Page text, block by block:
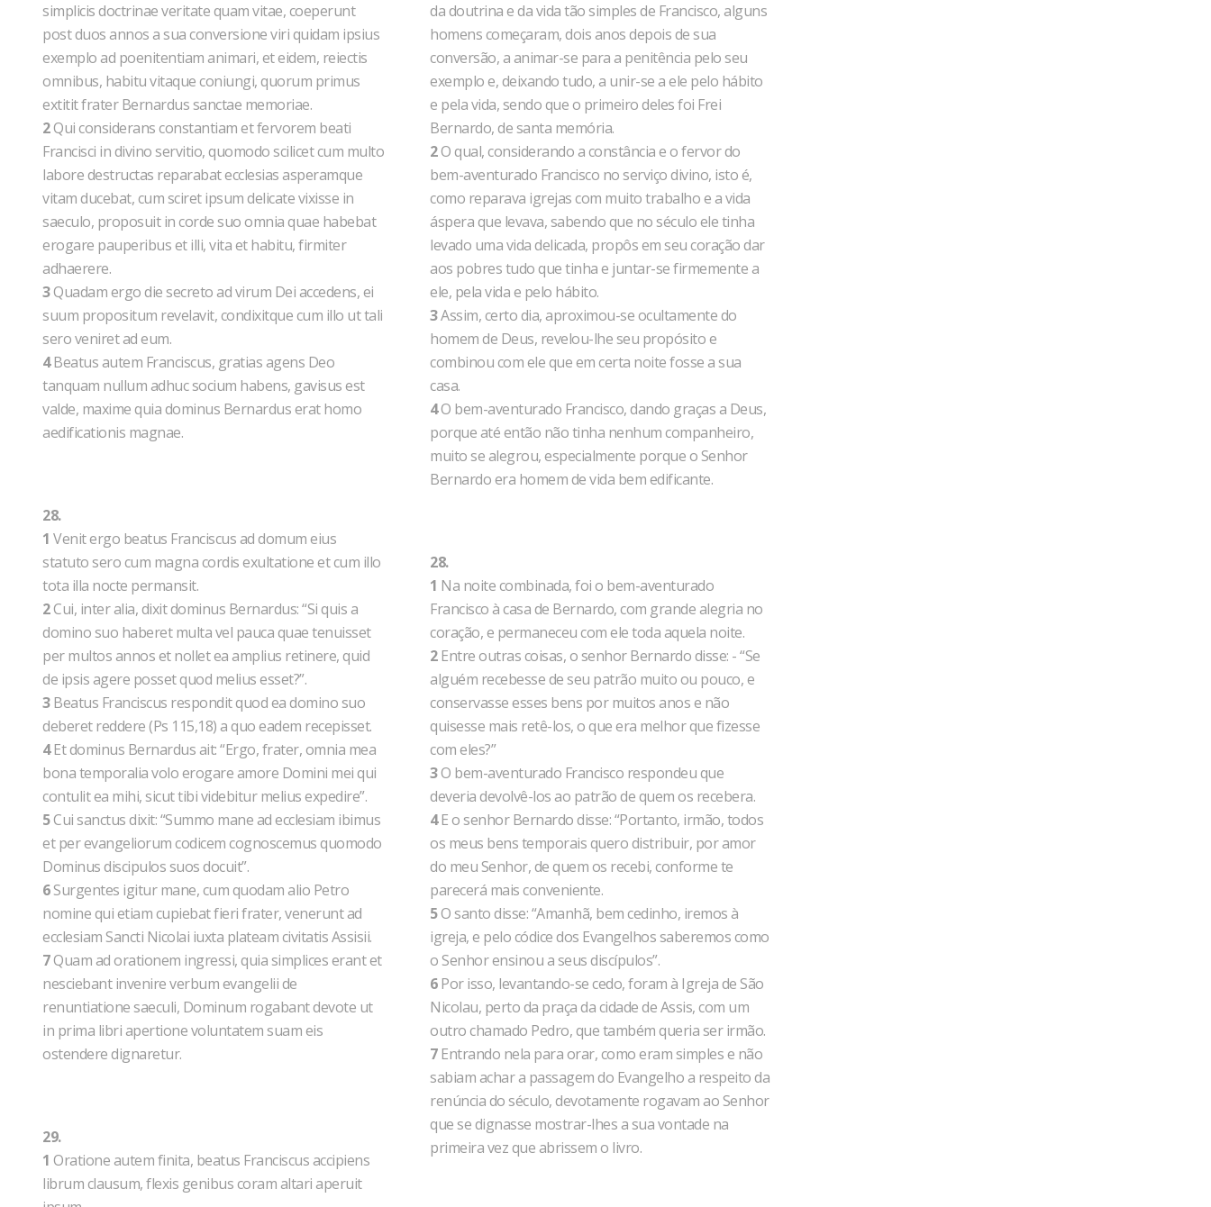
simplicis doctrinae veritate quam vitae, coeperunt
post duos annos a sua conversione viri quidam ipsius
exemplo ad poenitentiam animari, et eidem, reiectis
omnibus, habitu vitaque coniungi, quorum primus
extitit frater Bernardus sanctae memoriae.
2Qui considerans constantiam et fervorem beati
Francisci in divino servitio, quomodo scilicet cum multo
labore destructas reparabat ecclesias asperamque
vitam ducebat, cum sciret ipsum delicate vixisse in
saeculo, proposuit in corde suo omnia quae habebat
erogare pauperibus et illi, vita et habitu, firmiter
adhaerere.
3Quadam ergo die secreto ad virum Dei accedens, ei
suum propositum revelavit, condixitque cum illo ut tali
sero veniret ad eum.
4Beatus autem Franciscus, gratias agens Deo
tanquam nullum adhuc socium habens, gavisus est
valde, maxime quia dominus Bernardus erat homo
aedificationis magnae.
28.
1 Venit ergo beatus Franciscus ad domum eius
statuto sero cum magna cordis exultatione et cum illo
tota illa nocte permansit.
2Cui, inter alia, dixit dominus Bernardus: “Si quis a
domino suo haberet multa vel pauca quae tenuisset
per multos annos et nollet ea amplius retinere, quid
de ipsis agere posset quod melius esset?”.
3Beatus Franciscus respondit quod ea domino suo
deberet reddere (Ps 115,18) a quo eadem recepisset.
4Et dominus Bernardus ait: “Ergo, frater, omnia mea
bona temporalia volo erogare amore Domini mei qui
contulit ea mihi, sicut tibi videbitur melius expedire”.
5Cui sanctus dixit: “Summo mane ad ecclesiam ibimus
et per evangeliorum codicem cognoscemus quomodo
Dominus discipulos suos docuit”.
6Surgentes igitur mane, cum quodam alio Petro
nomine qui etiam cupiebat fieri frater, venerunt ad
ecclesiam Sancti Nicolai iuxta plateam civitatis Assisii.
7Quam ad orationem ingressi, quia simplices erant et
nesciebant invenire verbum evangelii de
renuntiatione saeculi, Dominum rogabant devote ut
in prima libri apertione voluntatem suam eis
ostendere dignaretur.
29.
1 Oratione autem finita, beatus Franciscus accipiens
librum clausum, flexis genibus coram altari aperuit
da doutrina e da vida tão simples de Francisco, alguns
homens começaram, dois anos depois de sua
conversão, a animar-se para a penitência pelo seu
exemplo e, deixando tudo, a unir-se a ele pelo hábito
e pela vida, sendo que o primeiro deles foi Frei
Bernardo, de santa memória.
2O qual, considerando a constância e o fervor do
bem-aventurado Francisco no serviço divino, isto é,
como reparava igrejas com muito trabalho e a vida
áspera que levava, sabendo que no século ele tinha
levado uma vida delicada, propôs em seu coração dar
aos pobres tudo que tinha e juntar-se firmemente a
ele, pela vida e pelo hábito.
3Assim, certo dia, aproximou-se ocultamente do
homem de Deus, revelou-lhe seu propósito e
combinou com ele que em certa noite fosse a sua
casa.
4O bem-aventurado Francisco, dando graças a Deus,
porque até então não tinha nenhum companheiro,
muito se alegrou, especialmente porque o Senhor
Bernardo era homem de vida bem edificante.
28.
1 Na noite combinada, foi o bem-aventurado
Francisco à casa de Bernardo, com grande alegria no
coração, e permaneceu com ele toda aquela noite.
2Entre outras coisas, o senhor Bernardo disse: - “Se
alguém recebesse de seu patrão muito ou pouco, e
conservasse esses bens por muitos anos e não
quisesse mais retê-los, o que era melhor que fizesse
com eles?”
3O bem-aventurado Francisco respondeu que
deveria devolvê-los ao patrão de quem os recebera.
4E o senhor Bernardo disse: “Portanto, irmão, todos
os meus bens temporais quero distribuir, por amor
do meu Senhor, de quem os recebi, conforme te
parecerá mais conveniente.
5O santo disse: “Amanhã, bem cedinho, iremos à
igreja, e pelo códice dos Evangelhos saberemos como
o Senhor ensinou a seus discípulos”.
6Por isso, levantando-se cedo, foram à Igreja de São
Nicolau, perto da praça da cidade de Assis, com um
outro chamado Pedro, que também queria ser irmão.
7Entrando nela para orar, como eram simples e não
sabiam achar a passagem do Evangelho a respeito da
renúncia do século, devotamente rogavam ao Senhor
que se dignasse mostrar-lhes a sua vontade na
primeira vez que abrissem o livro.